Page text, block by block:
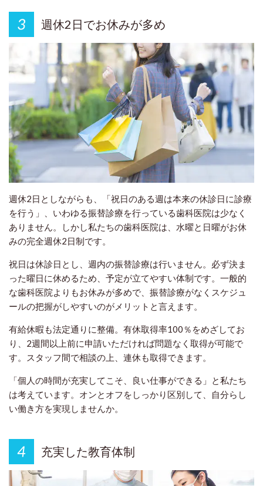
週休2日でお休みが多め
週休2日としながらも、「祝日のある週は本来の休診日に診療
を行う」、いわゆる振替診療を行っている歯科医院は少なく
ありません。しかし私たちの歯科医院は、水曜と日曜がお休
みの完全週休2日制です。
祝日は休診日とし、週内の振替診療は行いません。必ず決ま
った曜日に休めるため、予定が立てやすい体制です。一般的
な歯科医院よりもお休みが多めで、振替診療がなくスケジュ
ールの把握がしやすいのがメリットと言えます。
有給休暇も法定通りに整備。有休取得率100％をめざしてお
り、2週間以上前に申請いただければ問題なく取得が可能で
す。スタッフ間で相談の上、連休も取得できます。
「個人の時間が充実してこそ、良い仕事ができる」と私たち
は考えています。オンとオフをしっかり区別して、自分らし
い働き方を実現しませんか。
充実した教育体制